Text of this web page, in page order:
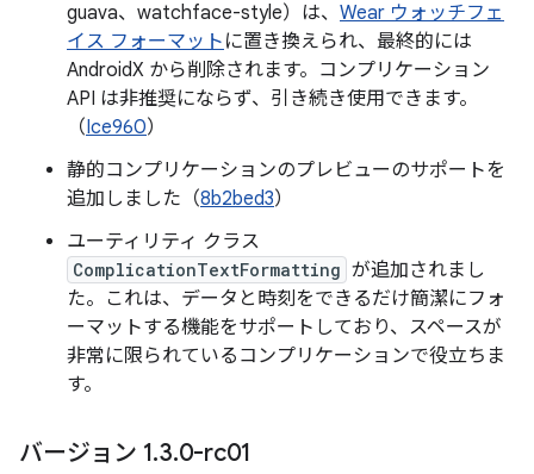
guava、watchface-style）は、 Wear ウォッチフェ
イス フォーマット に置き換えられ、最終的には
AndroidX から削除されます。コンプリケーション
API は非推奨にならず、引き続き使用できます。
（Ice960）
静的コンプリケーションのプレビューのサポートを
追加しました（8b2bed3）
ユーティリティ クラス
ComplicationTextFormatting が追加されまし
た。これは、データと時刻をできるだけ簡潔にフォ
ーマットする機能をサポートしており、スペースが
非常に限られているコンプリケーションで役立ちま
す。
バージョン 1.3.0-rc01